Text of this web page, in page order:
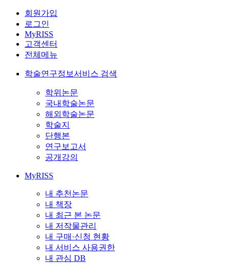
회원가입
로그인
MyRISS
고객센터
전체메뉴
학술연구정보서비스 검색
학위논문
국내학술논문
해외학술논문
학술지
단행본
연구보고서
공개강의
MyRISS
내 추천논문
내 책장
내 최근 본 논문
내 저작물관리
내 구매·신청 현황
내 서비스 사용권한
내 관심 DB